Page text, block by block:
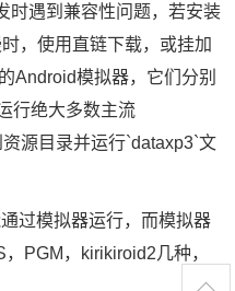
时遇到兼容性问题，若安装
，使用直链下载，或挂加
Android模拟器，它们分别
行绝大多数主流
源目录并运行`dataxp3`文
过模拟器运行，而模拟器
PGM，kirikiroid2几种，